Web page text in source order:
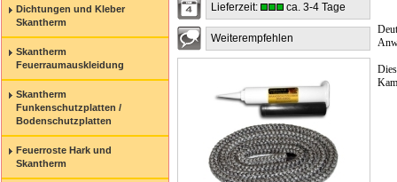
Dichtungen und Kleber
Skantherm
Skantherm
Feuerraumauskleidung
Skantherm
Funkenschutzplatten /
Bodenschutzplatten
Feuerroste Hark und
Skantherm
Lieferzeit: ca. 3-4 Tage
Weiterempfehlen